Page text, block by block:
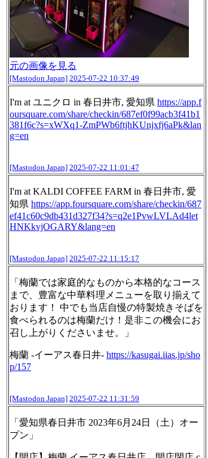
元の画像を見る
[Mastodon Japan] 2025-07-22 10:37:49
I'm at ユニクロ in 春日井市, 愛知県 https://app.f
oursquare.com/share/checkin/687ef0f99acb3f41b1
381f6c?s=xWXq1-ZmPWb6ftjhKUnjxfj6aPk&lan
g=en
[Mastodon Japan] 2025-07-22 11:01:47
I'm at KALDI COFFEE FARM in 春日井市, 愛
知県 https://app.foursquare.com/share/checkin/687
ef41c60c9db431d327f34?s=q2e1PvwLVLAd4let
HNKkvjOGARY&lang=en
[Mastodon Japan] 2025-07-22 11:15:17
「梅蘭では家庭的なものから本格的なコース
まで、豊富な中華料理メニューを取り揃えて
おります！ 中でも当店自慢の特製焼きそばを
食べられるのは梅蘭だけ！是非この機会にお
召し上がりくださいませ。」
梅蘭 -イーアス春日井- https://kasugai.iias.jp/sho
p/157
[Mastodon Japan] 2025-07-22 11:31:59
「愛知県春日井市 2023年6月24日（土）オー
プン」